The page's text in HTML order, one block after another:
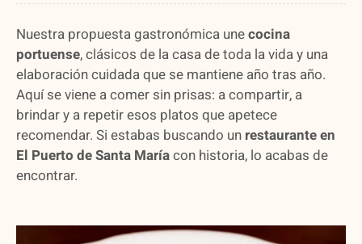
Nuestra propuesta gastronómica unecocina
portuense, clásicos de la casa de toda la vida y una
elaboración cuidada que se mantiene año tras año.
Aquí se viene a comer sin prisas: a compartir, a
brindar y a repetir esos platos que apetece
recomendar. Si estabas buscando un restaurante en
El Puerto de Santa Maríacon historia, lo acabas de
encontrar.